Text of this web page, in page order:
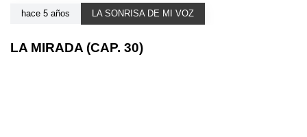
hace 5 años LA SONRISA DE MI VOZ
LA MIRADA (CAP. 30)